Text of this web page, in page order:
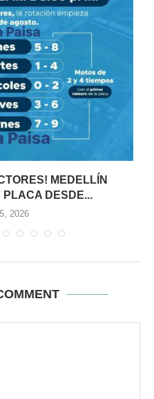
MEDELLÍN
PLACA DESDE...
2026